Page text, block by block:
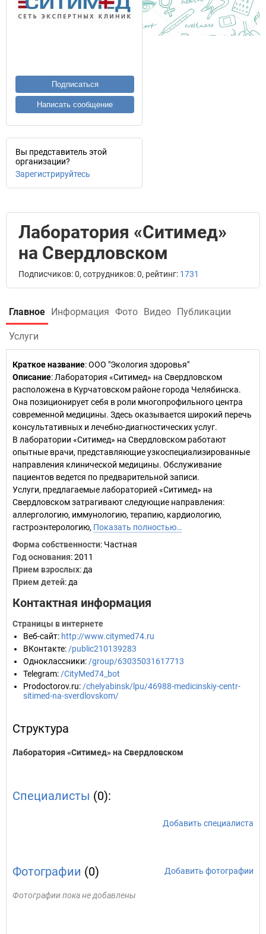
Подписаться
Написать сообщение
Вы представитель этой
организации?
Зарегистрируйтесь
Лаборатория «Ситимед»
на Свердловском
Подписчиков: 0, сотрудников: 0, рейтинг: 1731
Главное Информация Фото Видео Публикации
Услуги
Краткое название:ООО "Экология здоровья"
Описание: Лаборатория «Ситимед» на Свердловском
расположена в Курчатовском районе города Челябинска.
Она позиционирует себя в роли многопрофильного центра
современной медицины. Здесь оказывается широкий перечь
консультативных и лечебно-диагностических услуг.
В лаборатории «Ситимед» на Свердловском работают
опытные врачи, представляющие узкоспециализированные
направления клинической медицины. Обслуживание
пациентов ведется по предварительной записи.
Услуги, предлагаемые лабораторией «Ситимед» на
Свердловском затрагивают следующие направления:
аллергологию, иммунологию, терапию, кардиологию,
гастроэнтерологию, Показать полностью…
Форма собственности: Частная
Год основания:2011
Прием взрослых: да
Прием детей: да
Контактная информация
Страницы в интернете
Веб-сайт: http://www.citymed74.ru
ВКонтакте: /public210139283
Одноклассники: /group/63035031617713
Telegram: /CityMed74_bot
Prodoctorov.ru: /chelyabinsk/lpu/46988-medicinskiy-centr-
sitimed-na-sverdlovskom/
Структура
Лаборатория «Ситимед» на Свердловском
Специалисты (0):
Добавить специалиста
Фотографии (0) Добавить фотографии
Фотографии пока не добавлены